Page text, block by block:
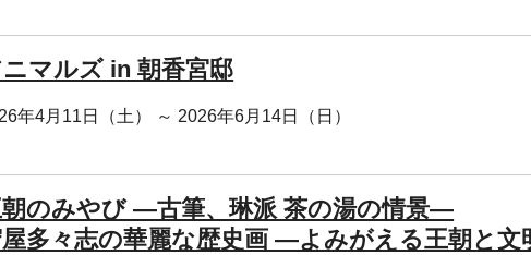
マルズ in 朝香宮邸
年4月11日（土） ～ 2026年6月14日（日）
のみやび ―古筆、琳派 茶の湯の情景―
多々志の華麗な歴史画 ―よみがえる王朝と